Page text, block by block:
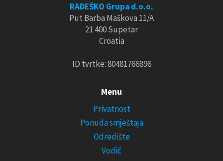
RADEŠKO Grupa d.o.o.
Put Barba Maškova 11/A
21 400 Supetar
Croatia
ID tvrtke: 80481766896
Menu
Privatnost
Ponuda smještaja
Odredište
Vodič